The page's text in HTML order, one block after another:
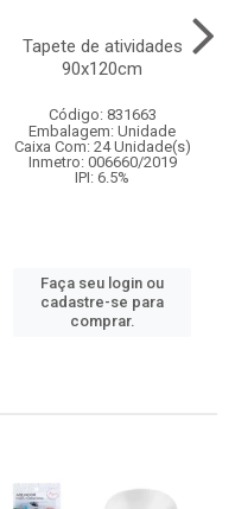
Tapete de atividades
90x120cm
Código: 831663
Embalagem: Unidade
Caixa Com: 24 Unidade(s)
Inmetro: 006660/2019
IPI: 6.5%
Faça seu login ou
cadastre-se para
comprar.